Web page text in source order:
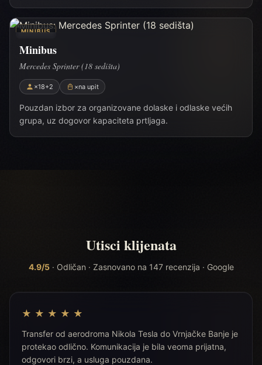
MINIBUS
Minibus
Mercedes Sprinter (18 sedišta)
×18+2 ×na upit
Pouzdan izbor za organizovane dolaske i odlaske većih
grupa, uz dogovor kapaciteta prtljaga.
Utisci klijenata
4.9/5· Odličan · Zasnovano na 147 recenzija · Google
★ ★ ★ ★ ★
Transfer od aerodroma Nikola Tesla do Vrnjačke Banje je
protekao odlično. Komunikacija je bila veoma prijatna,
odgovori brzi, a usluga pouzdana.